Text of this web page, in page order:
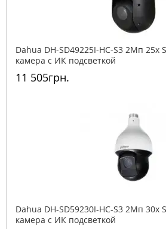
Dahua DH-SD49225I-HC-S3 2Mп 25x
камера с ИК подсветкой
11 505грн.
Dahua DH-SD59230I-HC-S3 2Mп 30x
камера с ИК подсветкой